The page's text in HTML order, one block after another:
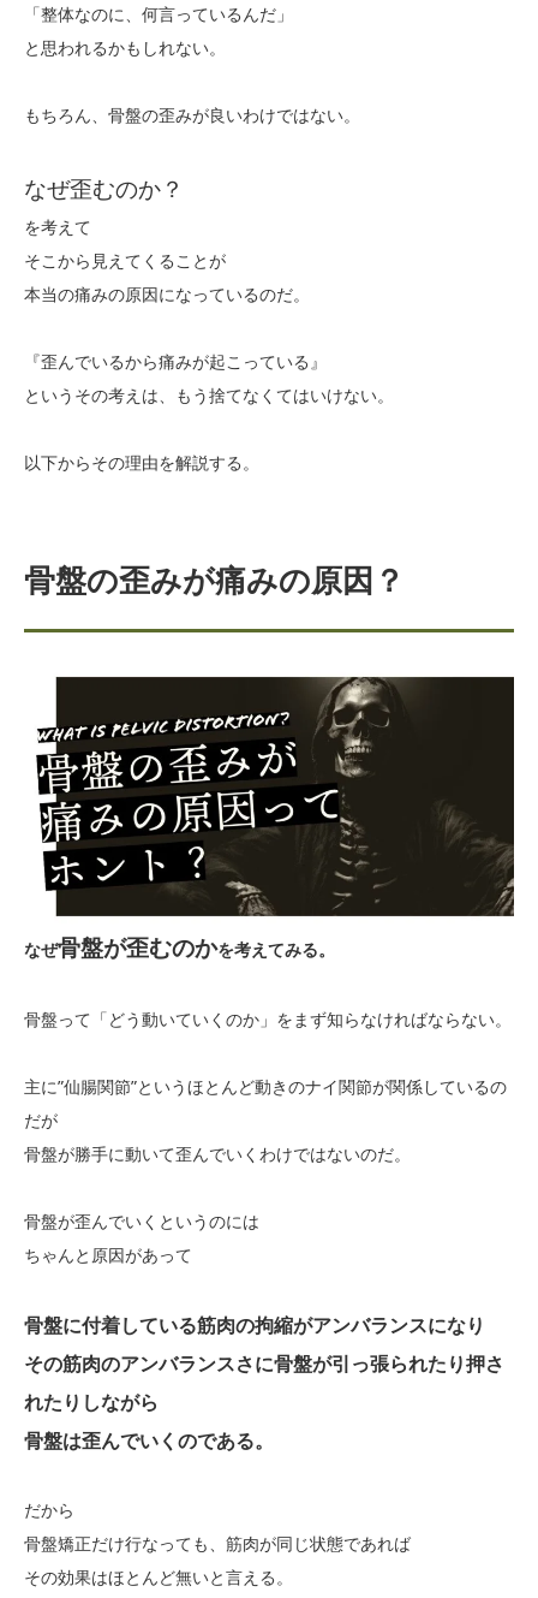
「整体なのに、何言っているんだ」
と思われるかもしれない。
もちろん、骨盤の歪みが良いわけではない。
なぜ歪むのか？
を考えて
そこから見えてくることが
本当の痛みの原因になっているのだ。
『歪んでいるから痛みが起こっている』
というその考えは、もう捨てなくてはいけない。
以下からその理由を解説する。
骨盤の歪みが痛みの原因？
なぜ骨盤が歪むのかを考えてみる。
骨盤って「どう動いていくのか」をまず知らなければならない。
主に”仙腸関節”というほとんど動きのナイ関節が関係しているの
だが
骨盤が勝手に動いて歪んでいくわけではないのだ。
骨盤が歪んでいくというのには
ちゃんと原因があって
骨盤に付着している筋肉の拘縮がアンバランスになり
その筋肉のアンバランスさに骨盤が引っ張られたり押さ
れたりしながら
骨盤は歪んでいくのである。
だから
骨盤矯正だけ行なっても、筋肉が同じ状態であれば
その効果はほとんど無いと言える。